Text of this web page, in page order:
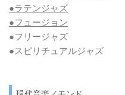
●ラテンジャズ
●フュージョン
●フリージャズ
●スピリチュアルジャズ